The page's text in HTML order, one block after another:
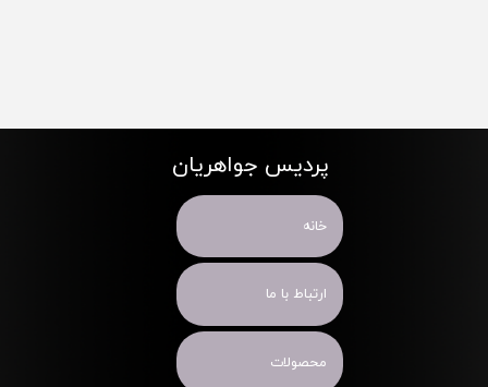
پردیس جواهریان
خانه
ارتباط با ما
محصولات